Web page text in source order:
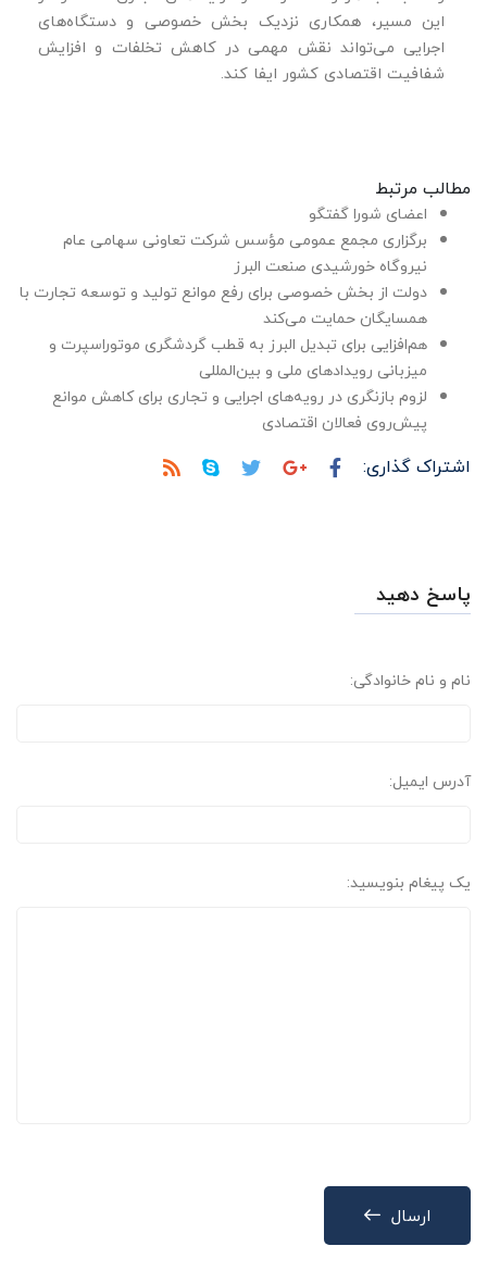
این مسیر، همکاری نزدیک بخش خصوصی و دستگاه‌های
اجرایی می‌تواند نقش مهمی در کاهش تخلفات و افزایش
شفافیت اقتصادی کشور ایفا کند.
مطالب مرتبط
اعضای شورا گفتگو
برگزاری مجمع عمومی مؤسس شرکت تعاونی سهامی عام
نیروگاه خورشیدی صنعت البرز
دولت از بخش خصوصی برای رفع موانع تولید و توسعه تجارت با
همسایگان حمایت می‌کند
هم‌افزایی برای تبدیل البرز به قطب گردشگری موتوراسپرت و
میزبانی رویدادهای ملی و بین‌المللی
لزوم بازنگری در رویه‌های اجرایی و تجاری برای کاهش موانع
پیش‌روی فعالان اقتصادی
اشتراک گذاری:
پاسخ دهید
نام و نام خانوادگی:
آدرس ایمیل:
یک پیغام بنویسید:
ارسال